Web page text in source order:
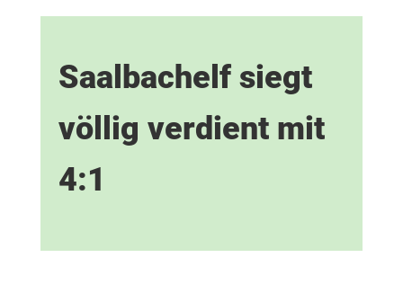
Saalbachelf siegt
völlig verdient mit
4:1